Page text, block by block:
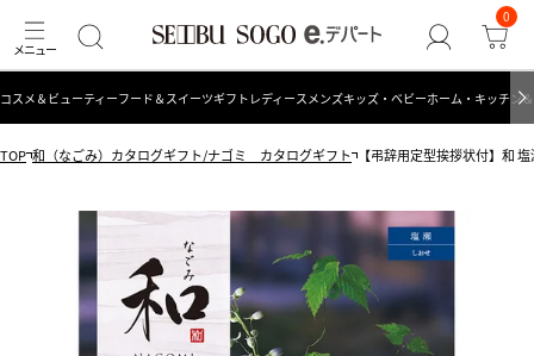
0
コスメ＆ビューティーフード＆スイーツギフト レディース メンズキッズ・ベビーホーム・キッチン
TOP 和（なごみ）カタログギフト/ナゴミ カタログギフト 【弔辞用定型挨拶状付】和